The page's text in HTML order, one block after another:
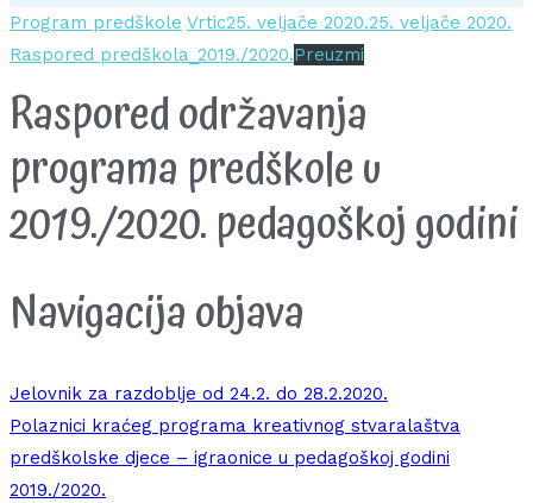
Program predškole Vrtic25. veljače 2020.25. veljače 2020.
Raspored predškola_2019./2020.Preuzmi
Raspored održavanja
programa predškole u
2019./2020. pedagoškoj godini
Navigacija objava
Jelovnik za razdoblje od 24.2. do 28.2.2020.
Polaznici kraćeg programa kreativnog stvaralaštva
predškolske djece – igraonice u pedagoškoj godini
2019./2020.